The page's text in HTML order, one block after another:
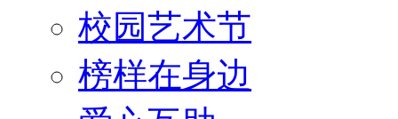
校园艺术节
榜样在身边